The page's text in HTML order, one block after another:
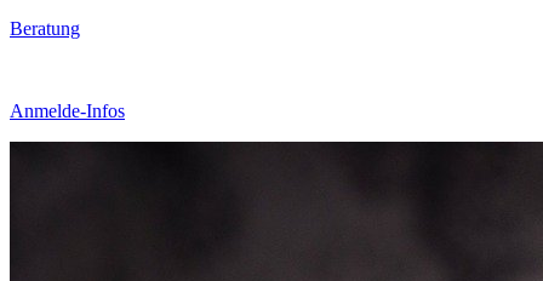
Beratung
Anmelde-Infos